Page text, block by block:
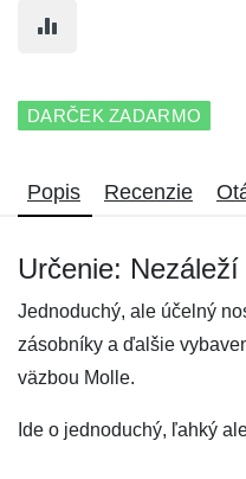
DARČEK ZADARMO
Popis Recenzie
Určenie:
Jednoduchý, ale účelný
zásobníky a ďalšie
väzbou Molle.
Ide o jednoduchý, ľahký